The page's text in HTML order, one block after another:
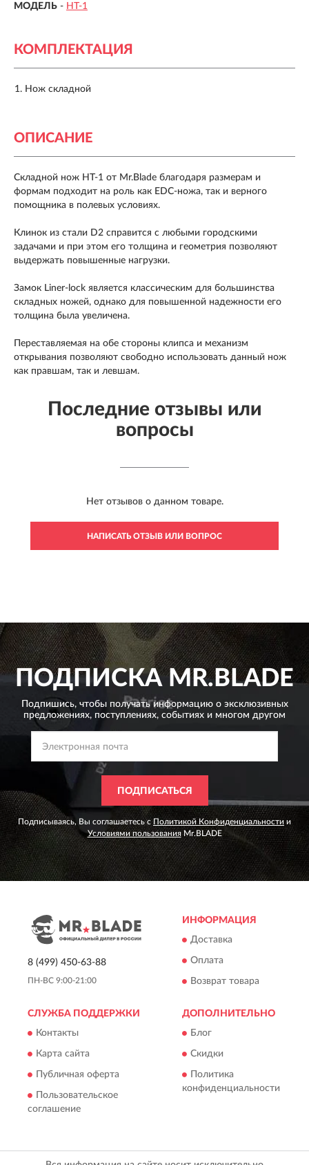
МОДЕЛЬ - HT-1
КОМПЛЕКТАЦИЯ
Нож складной
ОПИСАНИЕ
Складной нож HT-1 от Mr.Blade благодаря размерам и
формам подходит на роль как EDC-ножа, так и верного
помощника в полевых условиях.
Клинок из стали D2 справится с любыми городскими
задачами и при этом его толщина и геометрия позволяют
выдержать повышенные нагрузки.
Замок Liner-lock является классическим для большинства
складных ножей, однако для повышенной надежности его
толщина была увеличена.
Переставляемая на обе стороны клипса и механизм
открывания позволяют свободно использовать данный нож
как правшам, так и левшам.
Последние отзывы или
вопросы
Нет отзывов о данном товаре.
НАПИСАТЬ ОТЗЫВ ИЛИ ВОПРОС
ПОДПИСКАMR.BLADE
Подпишись, чтобы получать информацию о эксклюзивных
предложениях, поступлениях, событиях и многом другом
ПОДПИСАТЬСЯ
Подписываясь, Вы соглашаетесь сПолитикой Конфиденциальности и
Условиями пользованияMr.BLADE
8 (499) 450-63-88
ПН-ВС 9:00-21:00
ИНФОРМАЦИЯ
Доставка
Оплата
Возврат товара
СЛУЖБА ПОДДЕРЖКИ
Контакты
Карта сайта
Публичная оферта
Пользовательское
соглашение
ДОПОЛНИТЕЛЬНО
Блог
Скидки
Политика
конфиденциальности